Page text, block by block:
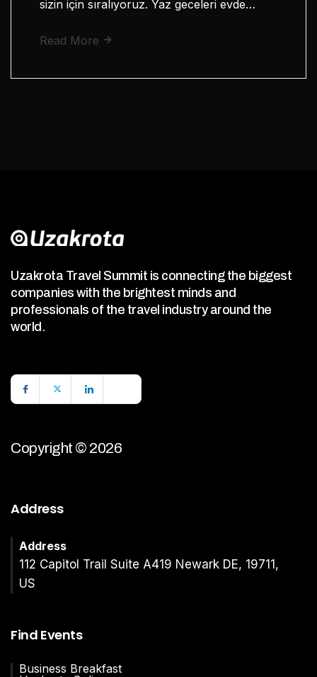
sizin için sıralıyoruz. Yaz geceleri evde…
Read More
Uzakrota Travel Summit is connecting the biggest
companies with the brightest minds and
professionals of the travel industry around the
world.
Copyright © 2026
Address
Address
112 Capitol Trail Suite A419 Newark DE, 19711,
US
Find Events
Business Breakfast